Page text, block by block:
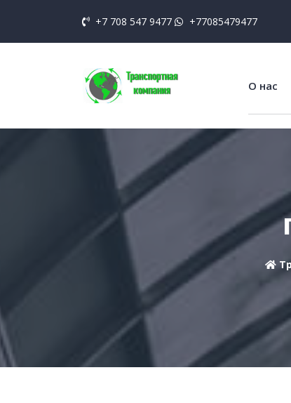
+7 708 547 9477 +77085479477
О нас